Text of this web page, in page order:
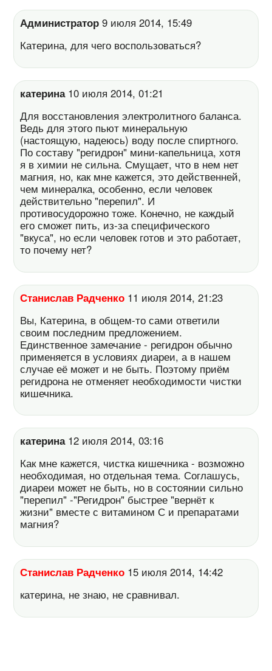
Администратор 9 июля 2014, 15:49
Катерина, для чего воспользоваться?
катерина10 июля 2014, 01:21
Для восстановления электролитного баланса.
Ведь для этого пьют минеральную
(настоящую, надеюсь) воду после спиртного.
По составу "регидрон" мини-капельница, хотя
я в химии не сильна. Смущает, что в нем нет
магния, но, как мне кажется, это действенней,
чем минералка, особенно, если человек
действительно "перепил". И
противосудорожно тоже. Конечно, не каждый
его сможет пить, из-за специфического
"вкуса", но если человек готов и это работает,
то почему нет?
Станислав Радченко 11 июля 2014, 21:23
Вы, Катерина, в общем-то сами ответили
своим последним предложением.
Единственное замечание - регидрон обычно
применяется в условиях диареи, а в нашем
случае её может и не быть. Поэтому приём
регидрона не отменяет необходимости чистки
кишечника.
катерина12 июля 2014, 03:16
Как мне кажется, чистка кишечника - возможно
необходимая, но отдельная тема. Соглашусь,
диареи может не быть, но в состоянии сильно
"перепил" -"Регидрон" быстрее "вернёт к
жизни" вместе с витамином С и препаратами
магния?
Станислав Радченко 15 июля 2014, 14:42
катерина, не знаю, не сравнивал.